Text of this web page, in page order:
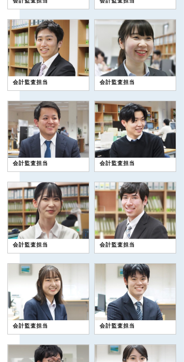
会計監査担当 会計監査担当
会計監査担当 会計監査担当
会計監査担当 会計監査担当
会計監査担当 会計監査担当